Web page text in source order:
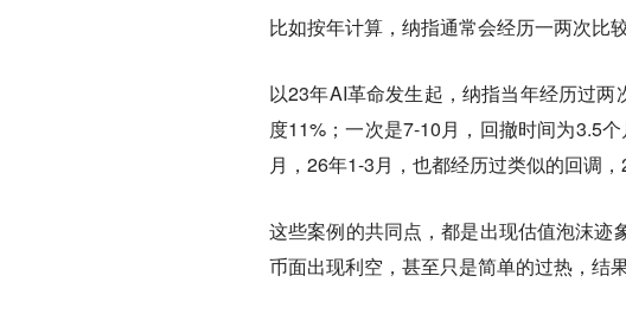
比如按年计算，纳指通常会经历一两次比
以23年AI革命发生起，纳指当年经历过
度11%；一次是7-10月，回撤时间为3.5
月，26年1-3月，也都经历过类似的回调
这些案例的共同点，都是出现估值泡沫
币面出现利空，甚至只是简单的过热，结